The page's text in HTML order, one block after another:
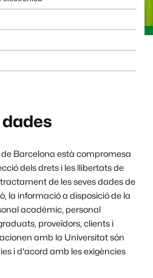
Barcelona està compromesa
dels drets i les llibertats de
de les seves dades de
la informació a disposició de la
acadèmic, personal
proveïdors, clients i
amb la Universitat són
i d'acord amb les exigències